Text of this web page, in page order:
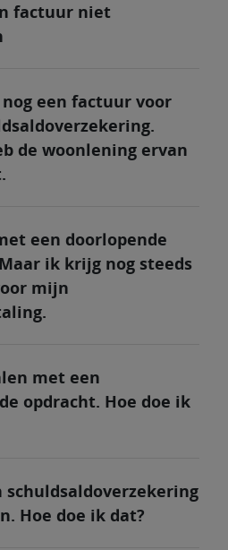
factuur niet
een factuur voor
de woonlening ervan
een doorlopende
ik krijg nog steeds
mijn
met een
opdracht. Hoe doe ik
Hoe doe ik dat?